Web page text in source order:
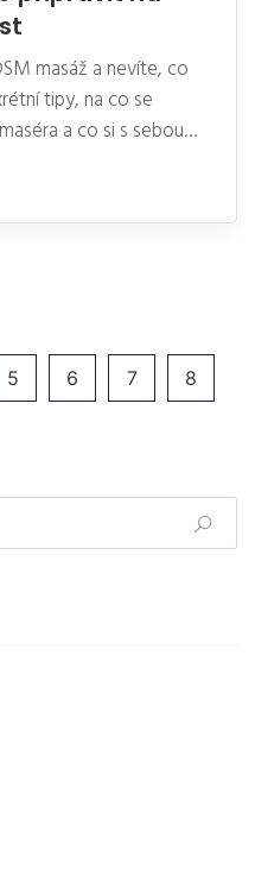
masáž a nevíte, co
tipy, na co se
a co si s sebou
klíčová a jak
Jednoduše a jasně, ať
v klidu a bezpečně.
5 6 7 8